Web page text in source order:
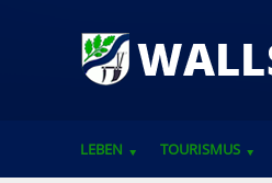
LEBEN TOURISMUS